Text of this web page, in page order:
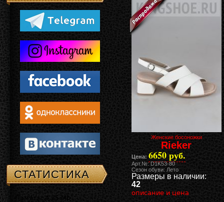
Женские босоножки
Rieker
Цена: 6650 руб.
Арт.№: D1K53-80
Сезон обуви: Лето
Размеры в наличии:
42
описание и цена
СТАТИСТИКА
Память: 4.25 Mb